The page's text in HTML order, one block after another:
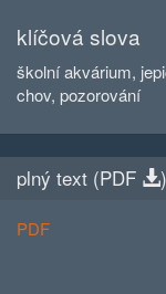
klíčová slova
školní akvárium,
chov, pozorování
plný text (PDF )
PDF